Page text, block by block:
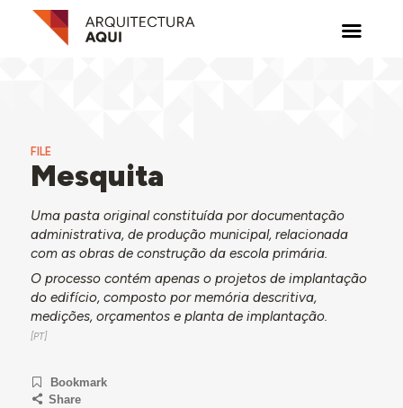
FILE
Mesquita
Uma pasta original constituída por documentação
administrativa, de produção municipal, relacionada
com as obras de construção da escola primária.
O processo contém apenas o projetos de implantação
do edifício, composto por memória descritiva,
medições, orçamentos e planta de implantação.
Bookmark
Share